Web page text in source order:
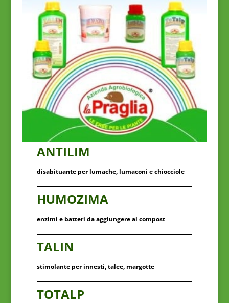
ANTILIM
disabituante per lumache, lumaconi e chiocciole
HUMOZIMA
enzimi e batteri da aggiungere al compost
TALIN
stimolante per innesti, talee, margotte
TOTALP